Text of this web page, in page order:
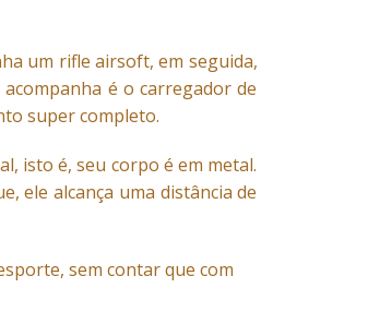
um rifle airsoft, em seguida,
é o carregador de
super completo.
isto é, seu corpo é em metal.
ele alcança uma distância de
sem contar que com